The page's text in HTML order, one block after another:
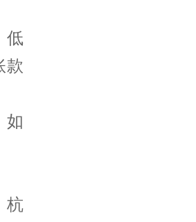
款
如
杭